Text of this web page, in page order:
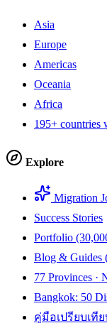
Asia
Europe
Americas
Oceania
Africa
195+
Explore
Migration
Success Stories
Portfolio
Blog & Guides
77 Provinces ·
Bangkok: 50
คู่มือเปรียบเที